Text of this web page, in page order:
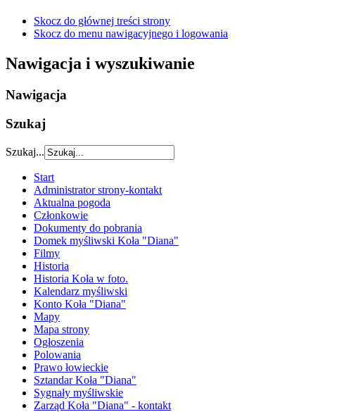
Skocz do głównej treści strony
Skocz do menu nawigacyjnego i logowania
Nawigacja i wyszukiwanie
Nawigacja
Szukaj
Szukaj...
Start
Administrator strony-kontakt
Aktualna pogoda
Członkowie
Dokumenty do pobrania
Domek myśliwski Koła "Diana"
Filmy
Historia
Historia Koła w foto.
Kalendarz myśliwski
Konto Koła "Diana"
Mapy
Mapa strony
Ogłoszenia
Polowania
Prawo łowieckie
Sztandar Koła "Diana"
Sygnały myśliwskie
Zarząd Koła "Diana" - kontakt